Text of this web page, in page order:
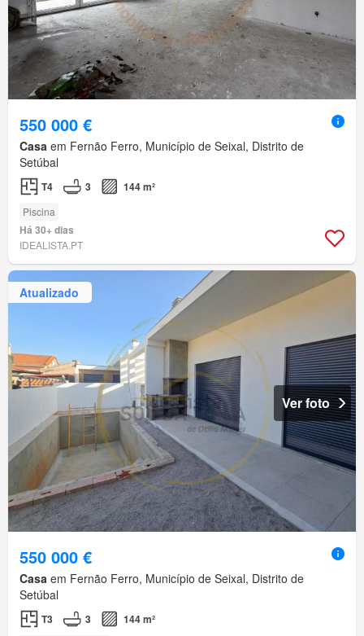
550 000 €
Casa em Fernão Ferro, Município de Seixal, Distrito de
Setúbal
T4 3 144 m²
Piscina
Há 30+ dias
IDEALISTA.PT
Atualizado
Ver foto
550 000 €
Casa em Fernão Ferro, Município de Seixal, Distrito de
Setúbal
T3 3 144 m²